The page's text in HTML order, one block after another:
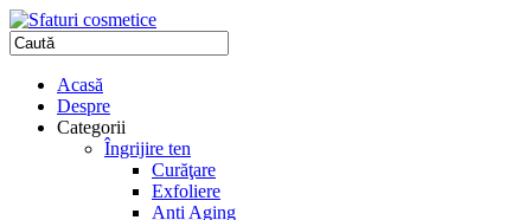
Acasă
Despre
Categorii
Îngrijire ten
Curăţare
Exfoliere
Anti Aging